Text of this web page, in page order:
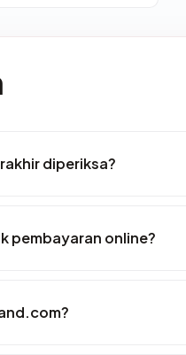
diperiksa?
pembayaran online?